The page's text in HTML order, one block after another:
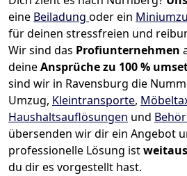
eine Beiladung oder ein
für deinen stressfreien und
Wir sind das Profiunternehmen
deineAnsprüche zu 100 %
sind wir in Ravensburg die
Umzug, Kleintransporte,
Haushaltsauflösungen und
übersenden wir dir ein Angebot
professionelle Lösung ist
du dir es vorgestellt hast.